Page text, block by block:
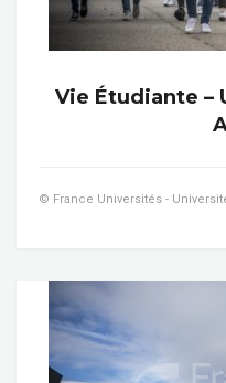
Vie Étudiante –
© France Universités -